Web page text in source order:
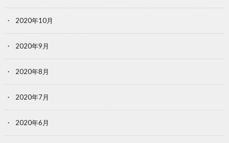
2020年10月
2020年9月
2020年8月
2020年7月
2020年6月